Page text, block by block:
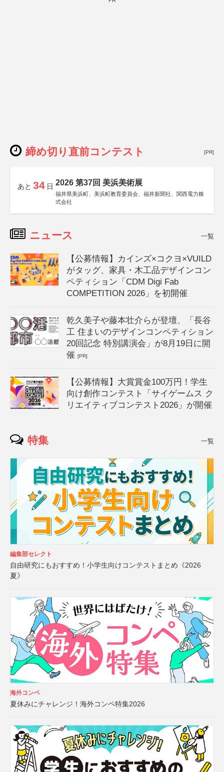
締め切り直前コンテスト [PR]
あと 34 日 2026 第37回 美浜美術展
福井県美浜町、美浜町教育委員会、福井新聞社、関西電力株
式会社
ニュース 一覧
【公募情報】カインズ×コクヨ×VUILD
がタッグ、家具・木工品デザインコン
ペティション「CDM Digi Fab
COMPETITION 2026」を初開催
乾久美子や藤本壮介らが登壇、「長谷
工 住まいのデザインコンペティション
20回記念 特別講演会」が8月19日に開
催[PR]
【公募情報】大賞賞金100万円！学生
向け創作コンテスト「サイゲームス ク
リエイティブコンテスト2026」が開催
特集 一覧
編集部セレクト
自由研究にもおすすめ！小学生向けコンテストまとめ《2026
夏》
海外コンペ
夏休みにチャレンジ！海外コンペ特集2026